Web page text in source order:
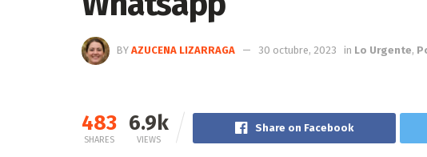
BY AZUCENA LIZARRAGA 30 octubre, 2023 in Lo Urgente,
483
SHARES
6.9k
VIEWS
Share on Facebook